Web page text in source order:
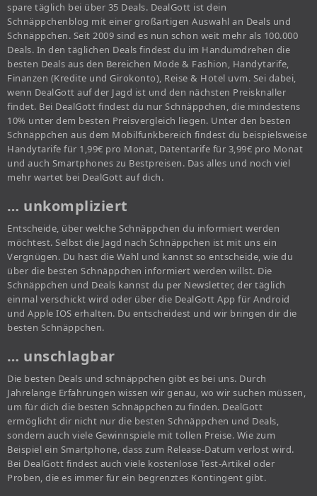
spare täglich bei über 35 Deals. DealGott ist dein
Schnäppchenblog mit einer großartigen Auswahl an Deals und
Schnäppchen. Seit 2009 sind es nun schon weit mehr als 100.000
Deals. In den täglichen Deals findest du im Handumdrehen die
besten Deals aus den Bereichen Mode & Fashion, Handytarife,
Finanzen (Kredite und Girokonto), Reise & Hotel uvm. Sei dabei,
wenn DealGott auf der Jagd ist und den nächsten Preisknaller
findet. Bei DealGott findest du nur Schnäppchen, die mindestens
10% unter dem besten Preisvergleich liegen. Unter den besten
Schnäppchen aus dem Mobilfunkbereich findest du beispielsweise
Handytarife für 1,99€ pro Monat, Datentarife für 3,99€ pro Monat
und auch Smartphones zu Bestpreisen. Das alles und noch viel
mehr wartet bei DealGott auf dich.
… unkompliziert
Entscheide, über welche Schnäppchen du informiert werden
möchtest. Selbst die Jagd nach Schnäppchen ist mit uns ein
Vergnügen. Du hast die Wahl und kannst so entscheide, wie du
über die besten Schnäppchen informiert werden willst. Die
Schnäppchen und Deals kannst du per Newsletter, der täglich
einmal verschickt wird oder über die DealGott App für Android
und Apple IOS erhalten. Du entscheidest und wir bringen dir die
besten Schnäppchen.
… unschlagbar
Die besten Deals und schnäppchen gibt es bei uns. Durch
Jahrelange Erfahrungen wissen wir genau, wo wir suchen müssen,
um für dich die besten Schnäppchen zu finden. DealGott
ermöglicht dir nicht nur die besten Schnäppchen und Deals,
sondern auch viele Gewinnspiele mit tollen Preise. Wie zum
Beispiel ein Smartphone, dass zum Release-Datum verlost wird.
Bei DealGott findest auch viele kostenlose Test-Artikel oder
Proben, die es immer für ein begrenztes Kontingent gibt.